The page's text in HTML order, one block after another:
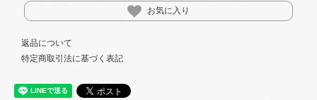
お気に入り
返品について
特定商取引法に基づく表記